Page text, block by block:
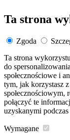
Ta strona
Zgoda
Ta strona
do
społecznościowe i
tym, jak korzystasz
społecznościowym,
połączyć te
uzyskanymi
Wymagane